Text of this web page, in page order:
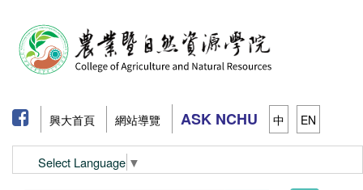
興大首頁 網站導覽 ASK NCHU 中 EN
Select Language ▼